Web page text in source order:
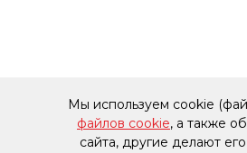
Мы используем cookie
файлов cookie, а также
сайта, другие делают